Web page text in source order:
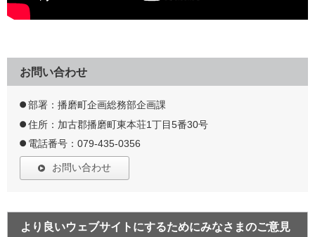
お問い合わせ
部署：播磨町企画総務部企画課
住所：加古郡播磨町東本荘1丁目5番30号
電話番号：079-435-0356
お問い合わせ
より良いウェブサイトにするためにみなさまのご意見